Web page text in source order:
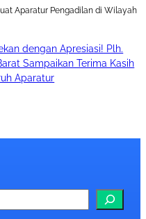
Aparatur Pengadilan di Wilayah
dengan Apresiasi! Plh.
Sampaikan Terima Kasih
Aparatur